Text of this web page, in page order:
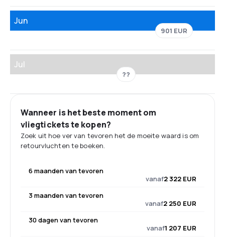
Jun
901 EUR
Jul
??
Wanneer is het beste moment om
vliegtickets te kopen?
Zoek uit hoe ver van tevoren het de moeite waard is om
retourvluchten te boeken.
6 maanden van tevoren
vanaf2 322 EUR
3 maanden van tevoren
vanaf2 250 EUR
30 dagen van tevoren
vanaf1 207 EUR